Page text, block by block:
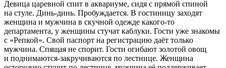
Девица царевной спит в аквариуме, сидя с прямой спиной
на стуле. Динь-динь. Пробуждается. В гостиницу заходят
женщина и мужчина в скучной одежде какого-то
департамента, у женщины стучат каблуки. Гости уже знакомы
с «Репкой». Свой паспорт на регистрацию даёт только
мужчина. Спящая не спорит. Гости огибают золотой овощ
и поднимаются-закручиваются по лестнице. Женщина